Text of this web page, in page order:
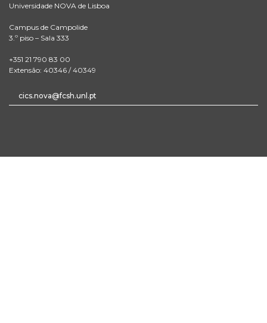
Universidade NOVA de Lisboa
Campus de Campolide
3.º piso – Sala 333
+351 21 790 83 00
Extensão: 40346 / 40349
cics.nova@fcsh.unl.pt